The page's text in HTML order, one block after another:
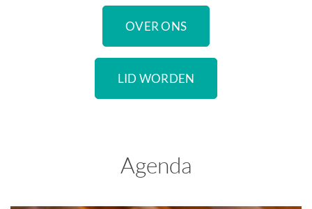
OVER ONS
LID WORDEN
Agenda